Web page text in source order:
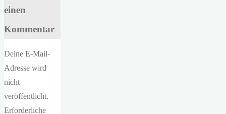
einen
Kommentar
Deine E-Mail-
Adresse wird
nicht
veröffentlicht.
Erforderliche